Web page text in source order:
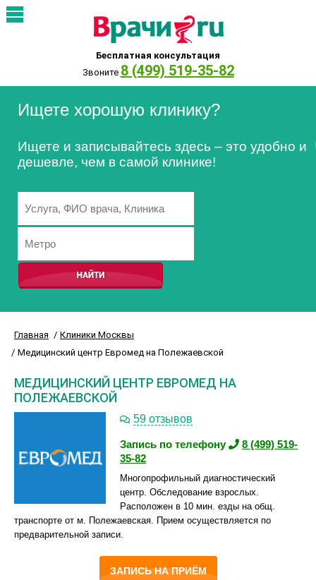
Бесплатная консультация
Звоните 8 (499) 519-35-82
Ищете хорошую клинику?
Ищете и записывайтесь здесь – это удобно и
дешевле, чем в самой клинике!
Главная
Клиники Москвы
Медицинский центр Евромед на Полежаевской
МЕДИЦИНСКИЙ ЦЕНТР ЕВРОМЕД НА
ПОЛЕЖАЕВСКОЙ
59 отзывов
Запись по телефону
8 (499) 519-
35-82
Многопрофильный диагностический
центр. Обследование взрослых.
Расположен в 10 мин. езды на общ.
транспорте от м. Полежаевская. Прием осуществляется по
предварительной записи.
ЗАПИСЬ НА ПРИЁМ